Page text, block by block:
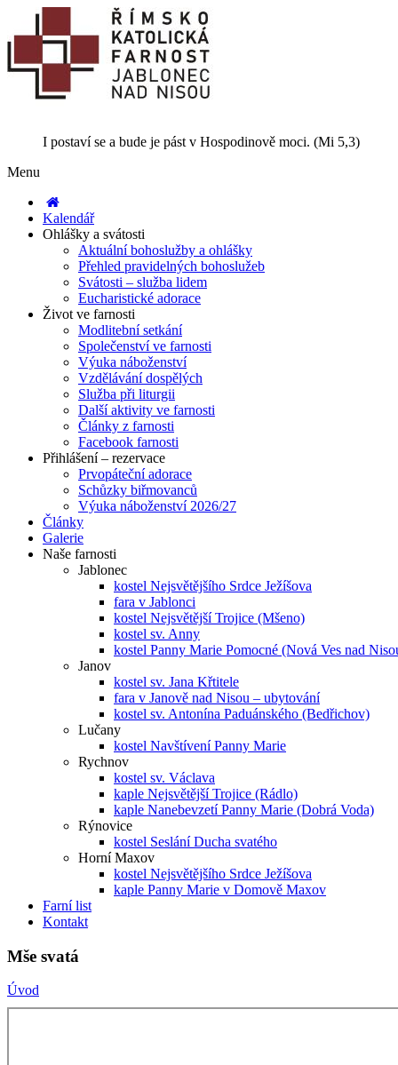
I postaví se a bude je pást v Hospodinově moci. (Mi 5,3)
Menu
Kalendář
Ohlášky a svátosti
Aktuální bohoslužby a ohlášky
Přehled pravidelných bohoslužeb
Svátosti – služba lidem
Eucharistické adorace
Život ve farnosti
Modlitební setkání
Společenství ve farnosti
Výuka náboženství
Vzdělávání dospělých
Služba při liturgii
Další aktivity ve farnosti
Články z farnosti
Facebook farnosti
Přihlášení – rezervace
Prvopáteční adorace
Schůzky biřmovanců
Výuka náboženství 2026/27
Články
Galerie
Naše farnosti
Jablonec
kostel Nejsvětějšího Srdce Ježíšova
fara v Jablonci
kostel Nejsvětější Trojice (Mšeno)
kostel sv. Anny
kostel Panny Marie Pomocné (Nová Ves nad
Janov
kostel sv. Jana Křtitele
fara v Janově nad Nisou – ubytování
kostel sv. Antonína Paduánského (Bedřichov)
Lučany
kostel Navštívení Panny Marie
Rychnov
kostel sv. Václava
kaple Nejsvětější Trojice (Rádlo)
kaple Nanebevzetí Panny Marie (Dobrá Voda)
Rýnovice
kostel Seslání Ducha svatého
Horní Maxov
kostel Nejsvětějšího Srdce Ježíšova
kaple Panny Marie v Domově Maxov
Farní list
Kontakt
Mše svatá
Úvod